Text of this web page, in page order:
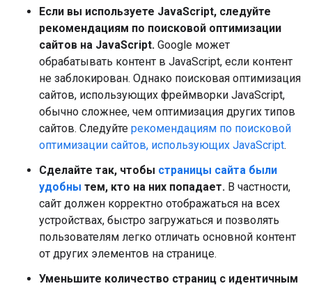
Если вы используете JavaScript, следуйте
рекомендациям по поисковой оптимизации
сайтов на JavaScript. Google может
обрабатывать контент в JavaScript, если контент
не заблокирован. Однако поисковая оптимизация
сайтов, использующих фреймворки JavaScript,
обычно сложнее, чем оптимизация других типов
сайтов. Следуйте рекомендациям по поисковой
оптимизации сайтов, использующих JavaScript.
Сделайте так, чтобы страницы сайта были
удобны тем, кто на них попадает. В частности,
сайт должен корректно отображаться на всех
устройствах, быстро загружаться и позволять
пользователям легко отличать основной контент
от других элементов на странице.
Уменьшите количество страниц с идентичным